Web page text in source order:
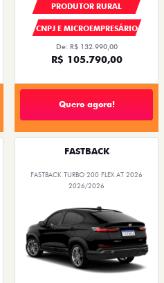
PRODUTOR RURAL
CNPJ E MICROEMPRESÁRIO
De: R$ 132.990,00
R$ 105.790,00
Quero agora!
FASTBACK
FASTBACK TURBO 200 FLEX AT 2026
2026/2026